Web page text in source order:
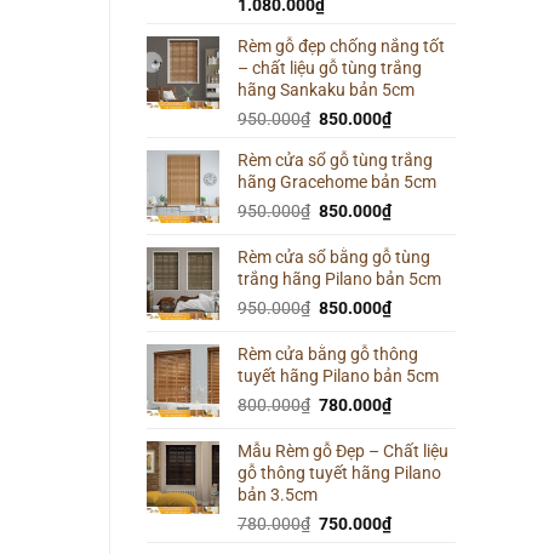
1.080.000₫
Rèm gỗ đẹp chống nắng tốt
– chất liệu gỗ tùng trắng
hãng Sankaku bản 5cm
950.000₫ Giá
là:
950.000₫.
850.000₫Giá
tại
là:
850.000₫.
Rèm cửa sổ gỗ tùng trắng
hãng Gracehome bản 5cm
950.000₫ Giá
là:
950.000₫.
850.000₫Giá
tại
là:
850.000₫.
Rèm cửa sổ bằng gỗ tùng
trắng hãng Pilano bản 5cm
950.000₫ Giá
là:
950.000₫.
850.000₫Giá
tại
là:
850.000₫.
Rèm cửa bằng gỗ thông
tuyết hãng Pilano bản 5cm
800.000₫ Giá
là:
800.000₫.
780.000₫Giá
tại
là:
Mẫu Rèm gỗ Đẹp – Chất liệu
gỗ thông tuyết hãng Pilano
bản 3.5cm
780.000₫ Giá
750.000₫Giá